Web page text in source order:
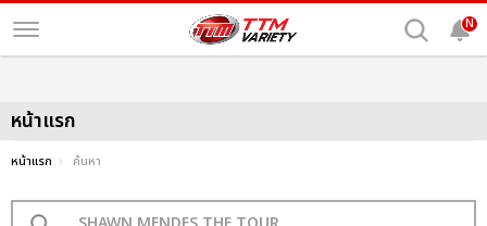
N
หน้าแรก
หน้าแรก ค้นหา